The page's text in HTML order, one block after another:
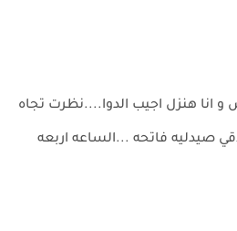
انا هنزل اجيب الدوا....نظرت تجاه
صيدليه فاتحه ...الساعه اربعه